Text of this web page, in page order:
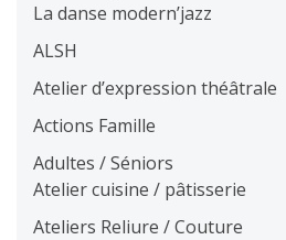
La danse modern’jazz
ALSH
Atelier d’expression théâtrale
Actions Famille
Adultes / Séniors
Atelier cuisine / pâtisserie
Ateliers Reliure / Couture